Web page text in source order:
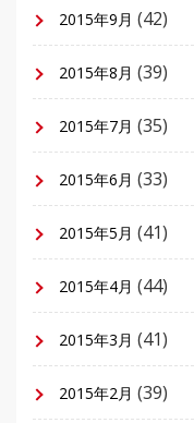
2015年9月 (42)
2015年8月 (39)
2015年7月 (35)
2015年6月 (33)
2015年5月 (41)
2015年4月 (44)
2015年3月 (41)
2015年2月 (39)